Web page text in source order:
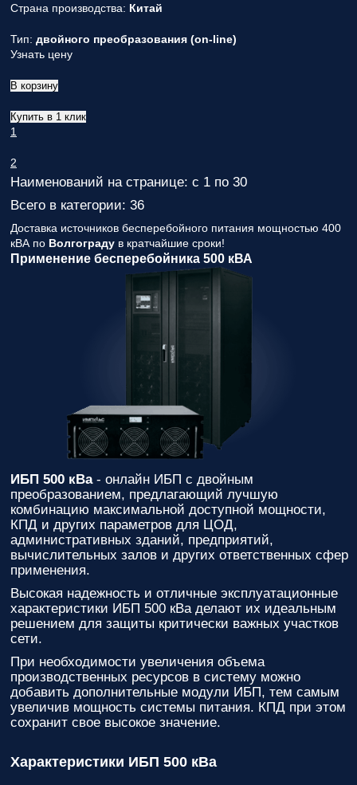
Страна производства: Китай
Тип: двойного преобразования (on-line)
Узнать цену
В корзину
Купить в 1 клик
1
2
Наименований на странице: с 1 по 30
Всего в категории: 36
Доставка источников бесперебойного питания мощностью 400
кВА по Волгограду в кратчайшие сроки!
Применение бесперебойника 500 кВА
ИБП 500 кВа- онлайн ИБП с двойным
преобразованием, предлагающий лучшую
комбинацию максимальной доступной мощности,
КПД и других параметров для ЦОД,
административных зданий, предприятий,
вычислительных залов и других ответственных сфер
применения.
Высокая надежность и отличные эксплуатационные
характеристики ИБП 500 кВа делают их идеальным
решением для защиты критически важных участков
сети.
При необходимости увеличения объема
производственных ресурсов в систему можно
добавить дополнительные модули ИБП, тем самым
увеличив мощность системы питания. КПД при этом
сохранит свое высокое значение.
Характеристики ИБП 500 кВа